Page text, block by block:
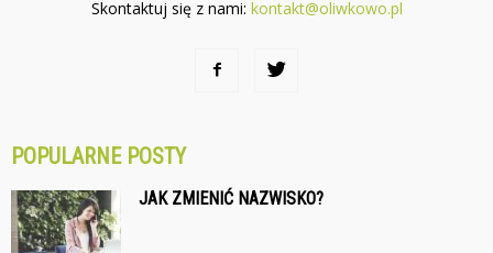
Skontaktuj się z nami: kontakt@oliwkowo.pl
POPULARNE POSTY
JAK ZMIENIĆ NAZWISKO?